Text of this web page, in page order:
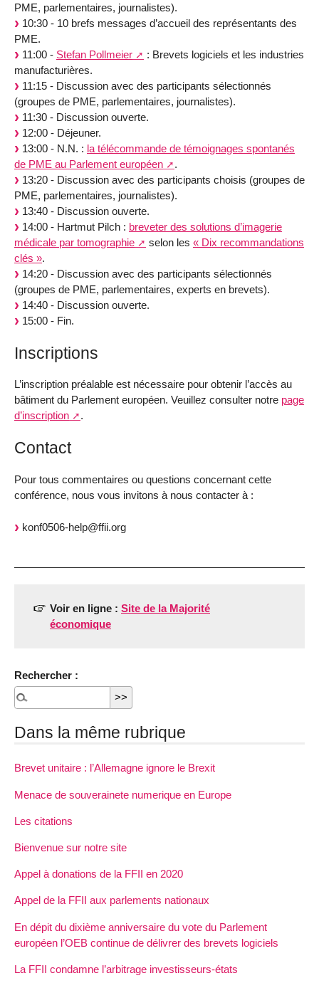
PME, parlementaires, journalistes).
10:30 - 10 brefs messages d’accueil des représentants des
PME.
11:00 - Stefan Pollmeier
: Brevets logiciels et les industries
manufacturières.
11:15 - Discussion avec des participants sélectionnés
(groupes de PME, parlementaires, journalistes).
11:30 - Discussion ouverte.
12:00 - Déjeuner.
13:00 - N.N. : la télécommande de témoignages spontanés
de PME au Parlement européen
.
13:20 - Discussion avec des participants choisis (groupes de
PME, parlementaires, journalistes).
13:40 - Discussion ouverte.
14:00 - Hartmut Pilch : breveter des solutions d’imagerie
médicale par tomographie
selon les « Dix recommandations
clés ».
14:20 - Discussion avec des participants sélectionnés
(groupes de PME, parlementaires, experts en brevets).
14:40 - Discussion ouverte.
15:00 - Fin.
Inscriptions
L’inscription préalable est nécessaire pour obtenir l’accès au
bâtiment du Parlement européen. Veuillez consulter notre page
d’inscription
.
Contact
Pour tous commentaires ou questions concernant cette
conférence, nous vous invitons à nous contacter à :
konf0506-help@ffii.org
Voir en ligne : Site de la Majorité
économique
Rechercher :
Dans la même rubrique
Brevet unitaire : l’Allemagne ignore le Brexit
Menace de souverainete numerique en Europe
Les citations
Bienvenue sur notre site
Appel à donations de la FFII en 2020
Appel de la FFII aux parlements nationaux
En dépit du dixième anniversaire du vote du Parlement
européen l’OEB continue de délivrer des brevets logiciels
La FFII condamne l’arbitrage investisseurs-états